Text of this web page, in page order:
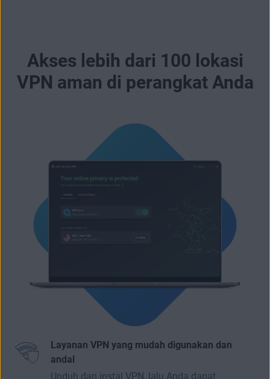
Akses lebih dari 100 lokasi
VPN aman di perangkat Anda
Layanan VPN yang mudah digunakan dan
andal
Unduh dan instal VPN, lalu Anda dapat